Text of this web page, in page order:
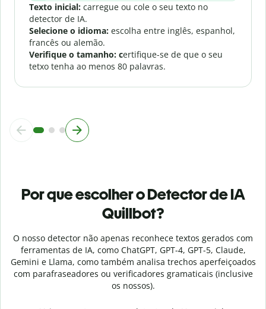
Texto inicial: carregue ou cole o seu texto no
detector de IA.
Selecione o idioma: escolha entre inglês, espanhol,
francês ou alemão.
Verifique o tamanho: certifique-se de que o seu
tetxo tenha ao menos 80 palavras.
Por que escolher o Detector de IA
Quillbot?
O nosso detector não apenas reconhece textos gerados com
ferramentas de IA, como ChatGPT, GPT-4, GPT-5, Claude,
Gemini e Llama, como também analisa trechos aperfeiçoados
com parafraseadores ou verificadores gramaticais (inclusive
os nossos).